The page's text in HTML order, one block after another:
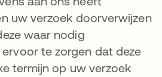
uw verzoek doorverwijzen
waar nodig
te zorgen dat deze
termijn op uw verzoek